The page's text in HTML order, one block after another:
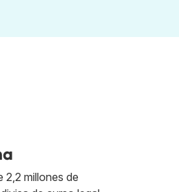
2,2 millones de